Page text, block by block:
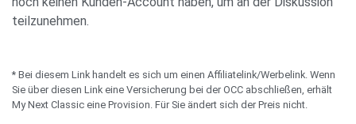
teilzunehmen.
* Bei diesem Link handelt es sich um einen Affiliatelink/Werbelink. Wenn
Sie über diesen Link eine Versicherung bei der OCC abschließen, erhält
My Next Classic eine Provision. Für Sie ändert sich der Preis nicht.